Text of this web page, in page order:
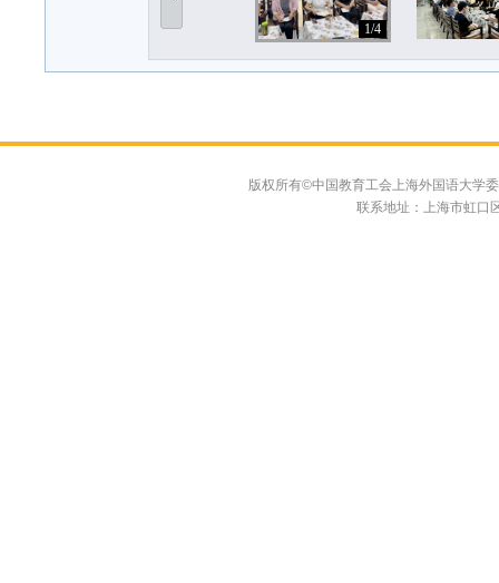
1/4
版权所有©中国教育工会上海外国语大学
联系地址：上海市虹口